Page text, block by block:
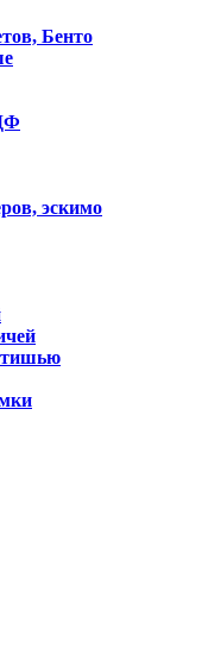
Бенто
эскимо
тишью